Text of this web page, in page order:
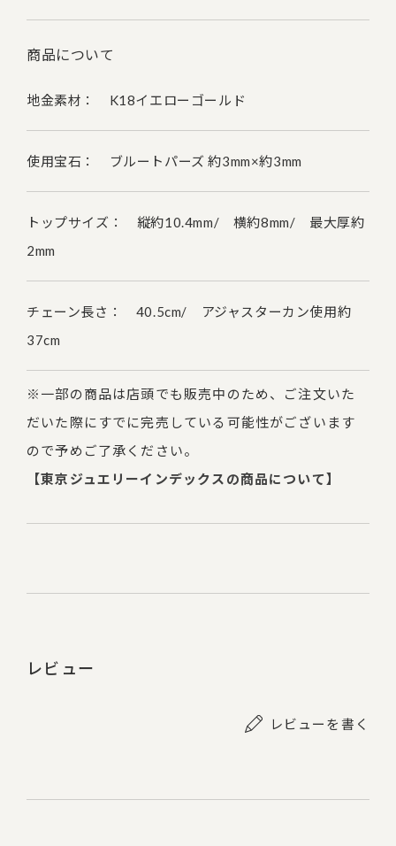
商品について
地金素材： K18イエローゴールド
使用宝石： ブルートパーズ 約3mm×約3mm
トップサイズ： 縦約10.4mm/ 横約8mm/ 最大厚約
2mm
チェーン長さ： 40.5cm/ アジャスターカン使用約
37cm
※一部の商品は店頭でも販売中のため、ご注文いた
だいた際にすでに完売している可能性がございます
ので予めご了承ください。
【東京ジュエリーインデックスの商品について】
レビュー
レビューを書く